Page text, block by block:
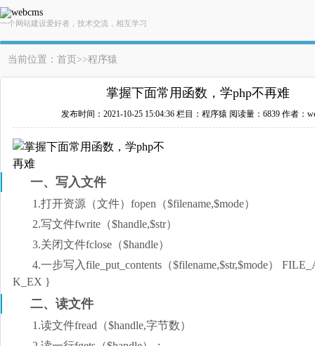
一个网站建设爱好者，技术交流，相互学习
当前位置：首页 >>程序猿
掌握下面常用函数，学php不再难
发布时间：2021-10-25 15:04:36 栏目：程序猿 阅读量：6839 作者：
一、写入文件
1.打开资源（文件）fopen（$filename,$mode）
2.写文件fwrite（$handle,$str）
3.关闭文件fclose（$handle）
4.一步写入file_put_contents（$filename,$str,$mode）
K_EX }
二、读文件
1.读文件fread（$handle,字节数）